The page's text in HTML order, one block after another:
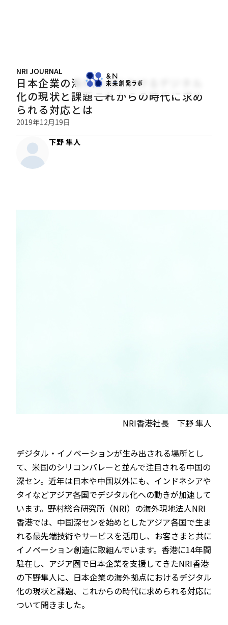
NRI JOURNAL
日本企業の海外拠点におけるデジタル
化の現状と課題――これからの時代に求め
られる対応とは
2019年12月19日
下野 隼人
NRI香港社長 下野 隼人
デジタル・イノベーションが生み出される場所とし
て、米国のシリコンバレーと並んで注目される中国の
深セン。近年は日本や中国以外にも、インドネシアや
タイなどアジア各国でデジタル化への動きが加速して
います。野村総合研究所（NRI）の海外現地法人NRI
香港では、中国深センを始めとしたアジア各国で生ま
れる最先端技術やサービスを活用し、お客さまと共に
イノベーション創造に取組んでいます。香港に14年間
駐在し、アジア圏で日本企業を支援してきたNRI香港
の下野隼人に、日本企業の海外拠点におけるデジタル
化の現状と課題、これからの時代に求められる対応に
ついて聞きました。